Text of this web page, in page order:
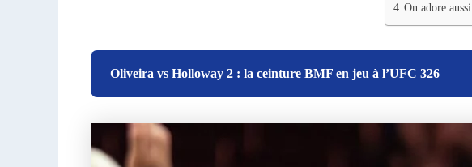
On adore
Oliveira vs Holloway 2 : la ceinture BMF en jeu à l’UFC 326